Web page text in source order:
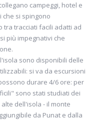
di sabbia,
ed è possibile
ed esplorare
alle piste
tutta...
campeggi, hotel e
che si spingono
tracciati facili adatti ad
più impegnativi che
sono disponibili delle
si va da escursioni
durare 4/6 ore: per
sono stati studiati dei
dell'isola - il monte
da Punat e dalla